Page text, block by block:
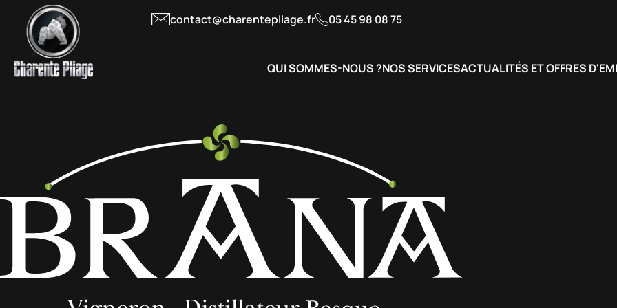
QUI SOMMES-NOUS ?NOS SERVICESACTUALITÉS ET OFFRES
contact@charentepliage.fr 05 45 98 08 75